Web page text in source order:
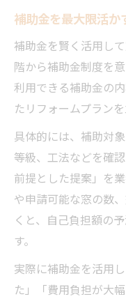
補助金を最大限活か
補助金を賢く活用し
階から補助金制度を
利用できる補助金の
たリフォームプランを
具体的には、補助対
等級、工法などを確
前提とした提案」を
や申請可能な窓の数
くと、自己負担額の
す。
実際に補助金を活用
た」「費用負担が大